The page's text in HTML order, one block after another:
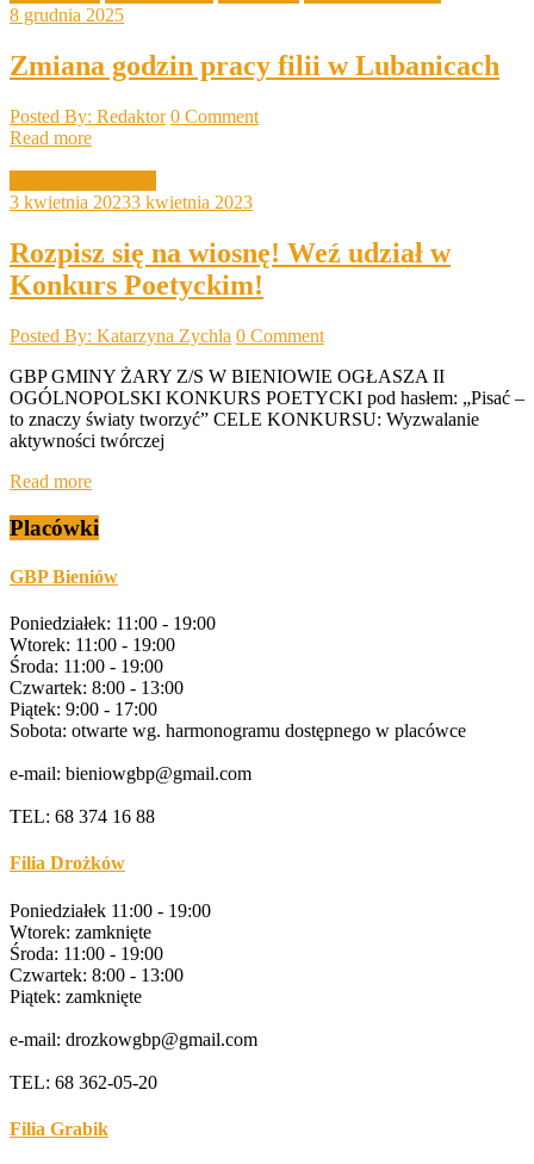
8 grudnia 2025
Zmiana godzin pracy filii w Lubanicach
Posted By: Redaktor 0 Comment
Read more
3 kwietnia 20233 kwietnia 2023
Rozpisz się na wiosnę! Weź udział w
Konkurs Poetyckim!
Posted By: Katarzyna Zychla 0 Comment
GBP GMINY ŻARY Z/S W BIENIOWIE OGŁASZA II
OGÓLNOPOLSKI KONKURS POETYCKI pod hasłem: „Pisać –
to znaczy światy tworzyć” CELE KONKURSU: Wyzwalanie
aktywności twórczej
Read more
Placówki
GBP Bieniów
Poniedziałek: 11:00 - 19:00
Wtorek: 11:00 - 19:00
Środa: 11:00 - 19:00
Czwartek: 8:00 - 13:00
Piątek: 9:00 - 17:00
Sobota: otwarte wg. harmonogramu dostępnego w placówce
e-mail: bieniowgbp@gmail.com
TEL: 68 374 16 88
Filia Drożków
Poniedziałek 11:00 - 19:00
Wtorek: zamknięte
Środa: 11:00 - 19:00
Czwartek: 8:00 - 13:00
Piątek: zamknięte
e-mail: drozkowgbp@gmail.com
TEL: 68 362-05-20
Filia Grabik